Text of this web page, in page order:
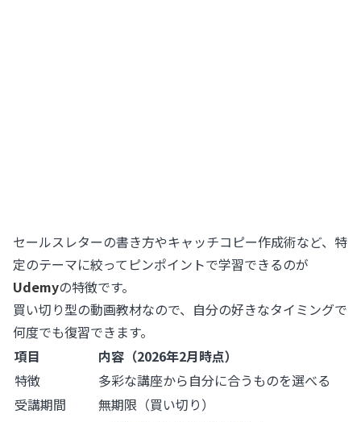
セールスレターの書き方やキャッチコピー作成術など、特
定のテーマに絞ってピンポイントで学習できるのが
Udemyの特徴です。
買い切り型の動画教材なので、自分の好きなタイミングで
何度でも復習できます。
項目
内容（2026年2月時点）
特徴
多彩な講座から自分に合うものを選べる
受講期間
無期限（買い切り）